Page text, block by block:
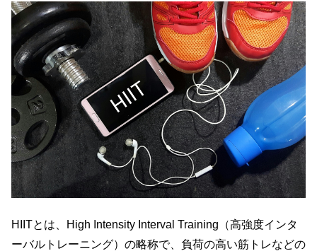
HIITとは、 High Intensity Interval Training （高強度インタ
ーバルトレーニング）の略称で、負荷の高い筋トレなどの